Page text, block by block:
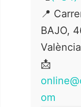
📍
BAJO,
València
📩
om